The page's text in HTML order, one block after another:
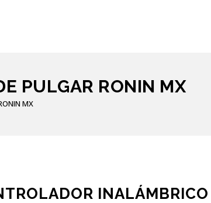
PULGAR RONIN MX
MX